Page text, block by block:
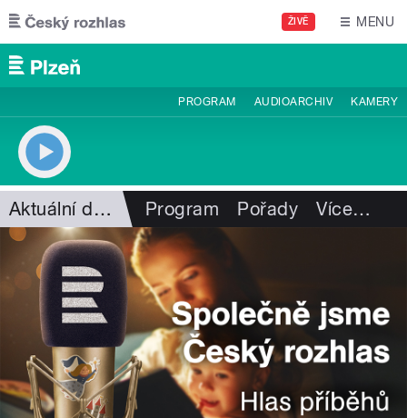
Přejít k hlavnímu obsahu
ŽIVĚ MENU
PROGRAM AUDIOARCHIV KAMERY
Aktuální dění Program Pořady Více…